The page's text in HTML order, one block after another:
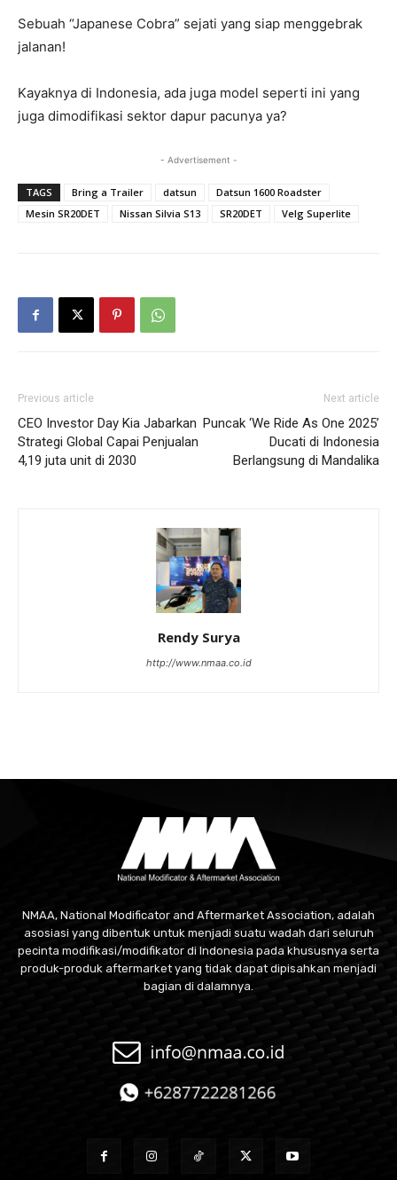
Sebuah “Japanese Cobra” sejati yang siap menggebrak
jalanan!
Kayaknya di Indonesia, ada juga model seperti ini yang
juga dimodifikasi sektor dapur pacunya ya?
- Advertisement -
TAGS Bring a Trailer datsun
Datsun 1600 Roadster
Mesin SR20DET
Nissan Silvia S13 SR20DET Velg Superlite
Previous article
CEO Investor Day Kia Jabarkan
Strategi Global Capai Penjualan
4,19 juta unit di 2030
Next article
Puncak ‘We Ride As One 2025’
Ducati di Indonesia
Berlangsung di Mandalika
Rendy Surya
http://www.nmaa.co.id
NMAA, National Modificator and Aftermarket Association, adalah
asosiasi yang dibentuk untuk menjadi suatu wadah dari seluruh
pecinta modifikasi/modifikator di Indonesia pada khususnya serta
produk-produk aftermarket yang tidak dapat dipisahkan menjadi
bagian di dalamnya.